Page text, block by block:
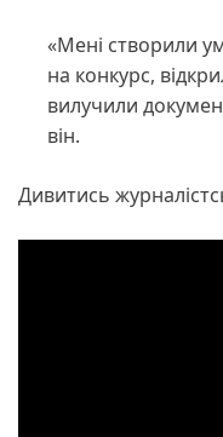
«Мені створили
на конкурс,
вилучили
він.
Дивитись